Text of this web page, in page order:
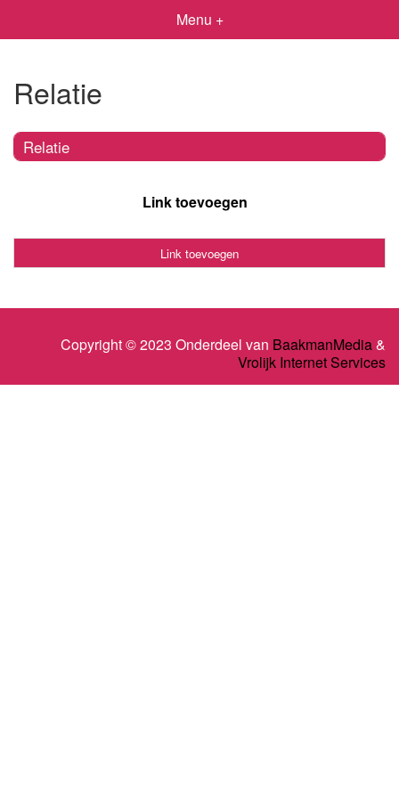
Menu +
Relatie
Relatie
Link toevoegen
Link toevoegen
Copyright © 2023 Onderdeel van BaakmanMedia&
Vrolijk Internet Services